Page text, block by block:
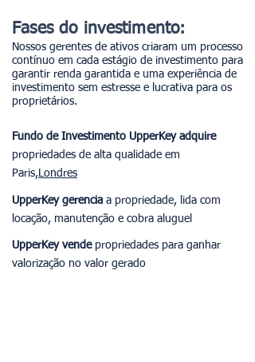
Fases do investimento:
Nossos gerentes de ativos criaram um processo
contínuo em cada estágio de investimento para
garantir renda garantida e uma experiência de
investimento sem estresse e lucrativa para os
proprietários.
Fundo de Investimento UpperKey adquire
propriedades de alta qualidade em
Paris,Londres
UpperKey gerencia a propriedade, lida com
locação, manutenção e cobra aluguel
UpperKey vendepropriedades para ganhar
valorização no valor gerado